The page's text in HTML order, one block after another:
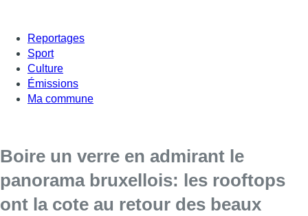
Reportages
Sport
Culture
Émissions
Ma commune
Boire un verre en admirant le
panorama bruxellois: les rooftops
ont la cote au retour des beaux